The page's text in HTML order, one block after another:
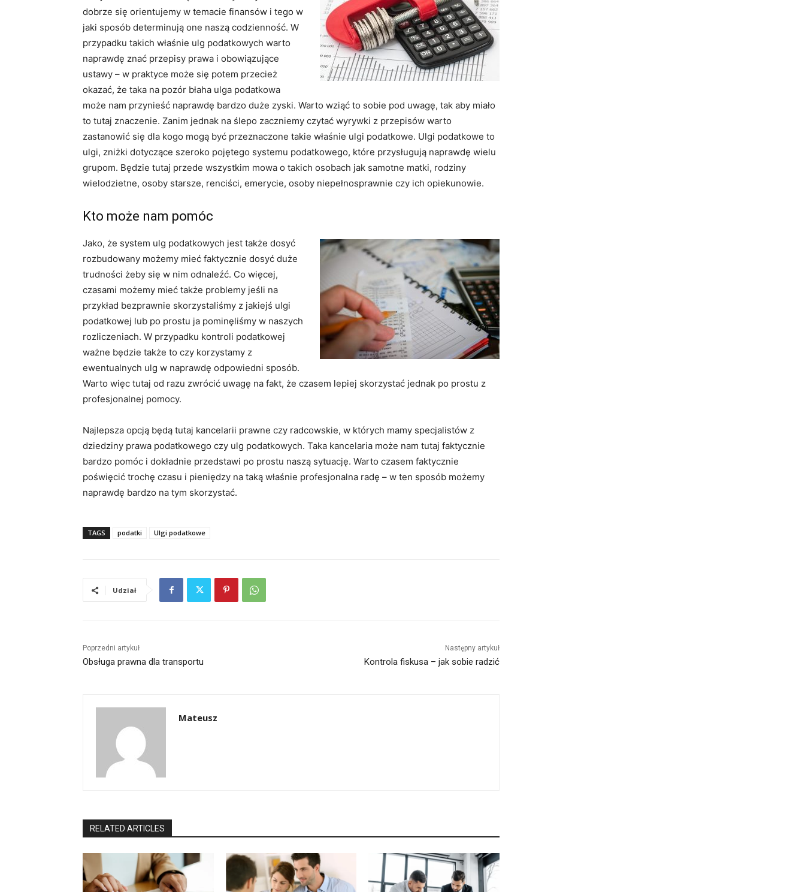
dobrze się orientujemy w temacie finansów i tego w
jaki sposób determinują one naszą codzienność. W
przypadku takich właśnie ulg podatkowych warto
naprawdę znać przepisy prawa i obowiązujące
ustawy – w praktyce może się potem przecież
okazać, że taka na pozór błaha ulga podatkowa
może nam przynieść naprawdę bardzo duże zyski. Warto wziąć to sobie pod uwagę, tak aby miało
to tutaj znaczenie. Zanim jednak na ślepo zaczniemy czytać wyrywki z przepisów warto
zastanowić się dla kogo mogą być przeznaczone takie właśnie ulgi podatkowe. Ulgi podatkowe to
ulgi, zniżki dotyczące szeroko pojętego systemu podatkowego, które przysługują naprawdę wielu
grupom. Będzie tutaj przede wszystkim mowa o takich osobach jak samotne matki, rodziny
wielodzietne, osoby starsze, renciści, emerycie, osoby niepełnosprawnie czy ich opiekunowie.
Kto może nam pomóc
Jako, że system ulg podatkowych jest także dosyć
rozbudowany możemy mieć faktycznie dosyć duże
trudności żeby się w nim odnaleźć. Co więcej,
czasami możemy mieć także problemy jeśli na
przykład bezprawnie skorzystaliśmy z jakiejś ulgi
podatkowej lub po prostu ja pominęliśmy w naszych
rozliczeniach. W przypadku kontroli podatkowej
ważne będzie także to czy korzystamy z
ewentualnych ulg w naprawdę odpowiedni sposób.
Warto więc tutaj od razu zwrócić uwagę na fakt, że czasem lepiej skorzystać jednak po prostu z
profesjonalnej pomocy.
Najlepsza opcją będą tutaj kancelarii prawne czy radcowskie, w których mamy specjalistów z
dziedziny prawa podatkowego czy ulg podatkowych. Taka kancelaria może nam tutaj faktycznie
bardzo pomóc i dokładnie przedstawi po prostu naszą sytuację. Warto czasem faktycznie
poświęcić trochę czasu i pieniędzy na taką właśnie profesjonalna radę – w ten sposób możemy
naprawdę bardzo na tym skorzystać.
TAGS podatki Ulgi podatkowe
Udział
Poprzedni artykuł
Obsługa prawna dla transportu
Następny artykuł
Kontrola fiskusa – jak sobie radzić
Mateusz
RELATED ARTICLES